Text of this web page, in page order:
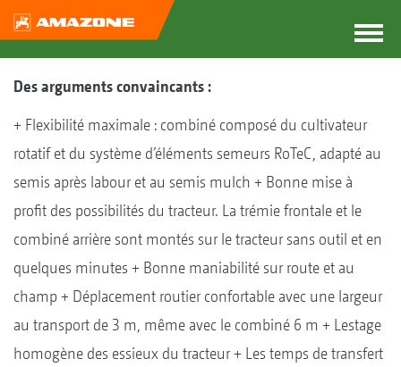
Des arguments convaincants :
+ Flexibilité maximale : combiné composé du cultivateur
rotatif et du système d’éléments semeurs RoTeC, adapté au
semis après labour et au semis mulch + Bonne mise à
profit des possibilités du tracteur. La trémie frontale et le
combiné arrière sont montés sur le tracteur sans outil et en
quelques minutes + Bonne maniabilité sur route et au
champ + Déplacement routier confortable avec une largeur
au transport de 3 m, même avec le combiné 6 m + Lestage
homogène des essieux du tracteur + Les temps de transfert